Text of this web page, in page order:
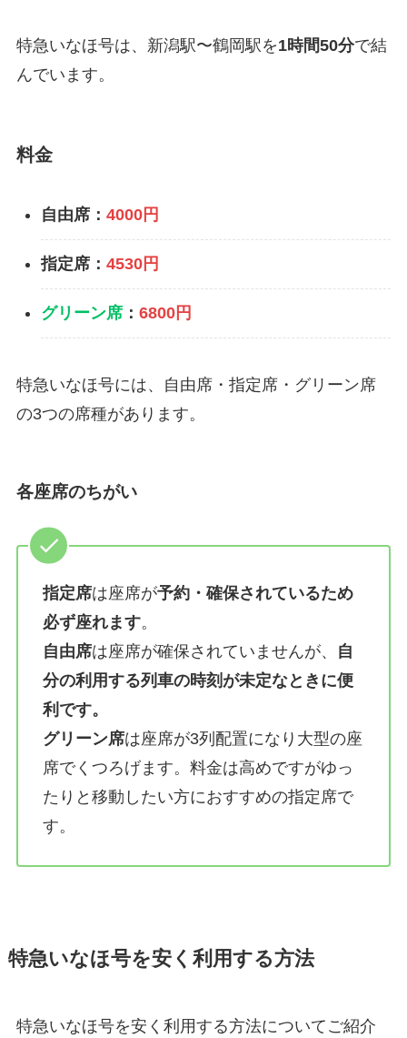
特急いなほ号は、新潟駅〜鶴岡駅を1時間50分で結
んでいます。
料金
自由席： 4000円
指定席： 4530円
グリーン席： 6800円
特急いなほ号には、自由席・指定席・グリーン席
の3つの席種があります。
各座席のちがい
指定席は座席が予約・確保されているため
必ず座れます。
自由席は座席が確保されていませんが、
自
分の利用する列車の時刻が未定なときに便
利です。
グリーン席は座席が3列配置になり大型の座
席でくつろげます。料金は高めですがゆっ
たりと移動したい方におすすめの指定席で
す。
特急いなほ号を安く利用する方法
特急いなほ号を安く利用する方法についてご紹介